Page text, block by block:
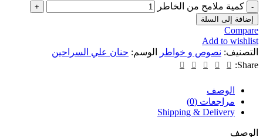
كمية ملامح من الخاطر
إضافة إلى السلة
Compare
Add to wishlist
التصنيف: نصوص و خواطر الوسم: حنان علي السراحين
Share:
الوصف
مراجعات (0)
Shipping & Delivery
الوصف